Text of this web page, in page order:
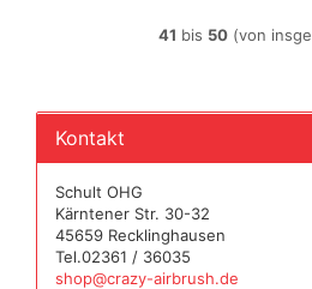
41 bis 50(von
Kontakt
Schult OHG
Kärntener Str. 30-32
45659 Recklinghausen
Tel.02361 / 36035
shop@crazy-airbrush.de